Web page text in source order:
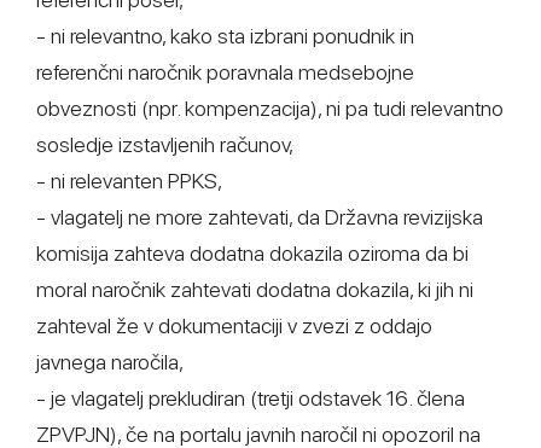
- ni relevantno, kako sta izbrani ponudnik in
referenčni naročnik poravnala medsebojne
obveznosti (npr. kompenzacija), ni pa tudi relevantno
sosledje izstavljenih računov,
- ni relevanten PPKS,
- vlagatelj ne more zahtevati, da Državna revizijska
komisija zahteva dodatna dokazila oziroma da bi
moral naročnik zahtevati dodatna dokazila, ki jih ni
zahteval že v dokumentaciji v zvezi z oddajo
javnega naročila,
- je vlagatelj prekludiran (tretji odstavek 16. člena
ZPVPJN), če na portalu javnih naročil ni opozoril na